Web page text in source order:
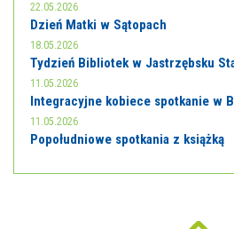
22.05.2026
Dzień Matki w Sątopach
18.05.2026
Tydzień Bibliotek w Jastrzębsku
11.05.2026
Integracyjne kobiece spotkanie w
11.05.2026
Popołudniowe spotkania z książką